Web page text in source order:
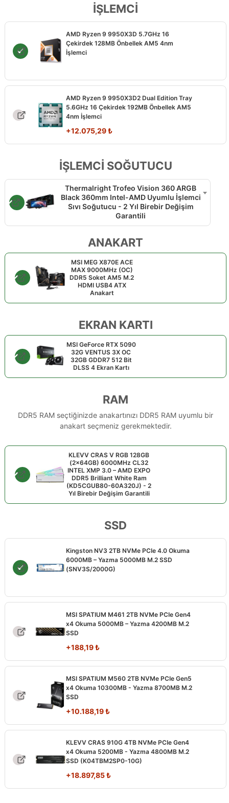
İŞLEMCİ
AMD Ryzen 9 9950X3D 5.7GHz 16
Çekirdek 128MB Önbellek AM5 4nm
İşlemci
AMD Ryzen 9 9950X3D2 Dual Edition Tray
5.6GHz 16 Çekirdek 192MB Önbellek AM5
4nm İşlemci
+12.075,29₺
İŞLEMCİ SOĞUTUCU
Thermalright Trofeo Vision 360 ARGB
Black 360mm Intel-AMD Uyumlu İşlemci
Sıvı Soğutucu - 2 Yıl Birebir Değişim
Garantili
ANAKART
MSI MEG X870E ACE
MAX 9000MHz (OC)
DDR5 Soket AM5 M.2
HDMI USB4 ATX
Anakart
EKRAN KARTI
MSI GeForce RTX 5090
32G VENTUS 3X OC
32GB GDDR7 512 Bit
DLSS 4 Ekran Kartı
RAM
DDR5 RAM seçtiğinizde anakartınızı DDR5 RAM uyumlu bir
anakart seçmeniz gerekmektedir.
KLEVV CRAS V RGB 128GB
(2x64GB) 6000MHz CL32
INTEL XMP 3.0 – AMD EXPO
DDR5 Brilliant White Ram
(KD5CGUB80-60A320J) - 2
Yıl Birebir Değişim Garantili
SSD
Kingston NV3 2TB NVMe PCIe 4.0 Okuma
6000MB – Yazma 5000MB M.2 SSD
(SNV3S/2000G)
MSI SPATIUM M461 2TB NVMe PCIe Gen4
x4 Okuma 5000MB – Yazma 4200MB M.2
SSD
+188,19₺
MSI SPATIUM M560 2TB NVMe PCIe Gen5
x4 Okuma 10300MB - Yazma 8700MB M.2
SSD
+10.188,19₺
KLEVV CRAS 910G 4TB NVMe PCIe Gen4
x4 Okuma 5200MB - Yazma 4800MB M.2
SSD (K04TBM2SP0-10G)
+18.897,85₺